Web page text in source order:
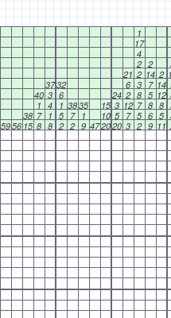
1
17
4
2 2
21 2 14 2
3732 6 3 7 14
40 3 6 24 2 8 5 12
1 4 1 3835 15 3 12 7 8 8
38 7 1 5 7 1 10 5 7 5 6 5
5956 15 8 8 2 2 9 472020 3 2 9 11